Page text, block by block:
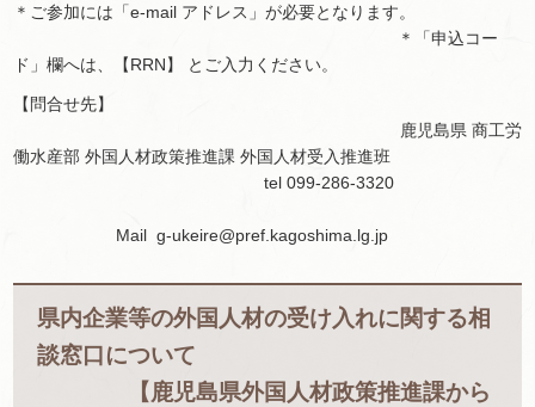
＊ご参加には「e-mail アドレス」が必要となります。
＊「申込コー
ド」欄へは、【RRN】 とご入力ください。
【問合せ先】
鹿児島県 商工労
働水産部 外国人材政策推進課 外国人材受入推進班
tel 099-286-3320
Mail g-ukeire@pref.kagoshima.lg.jp
県内企業等の外国人材の受け入れに関する相
談窓口について
【鹿児島県外国人材政策推進課から